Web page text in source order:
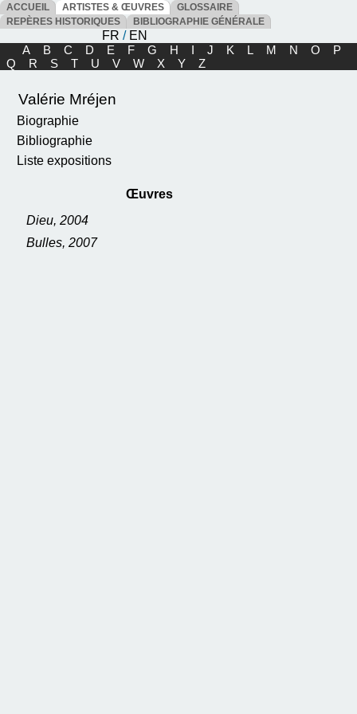
ACCUEIL ARTISTES & ŒUVRES
GLOSSAIRE
REPÈRES HISTORIQUES
BIBLIOGRAPHIE GÉNÉRALE
FR / EN
A
B C D E F G H I J K L M N O
P
Q
R S T U V W X Y Z